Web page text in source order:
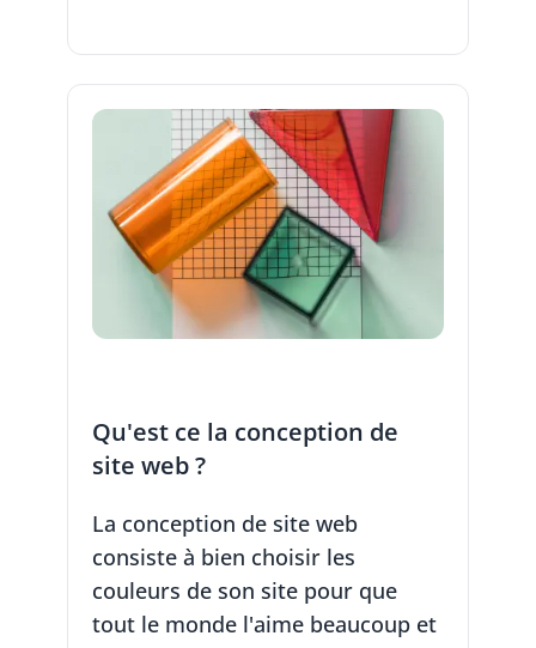
Qu'est ce la conception de
site web ?
La conception de site web
consiste à bien choisir les
couleurs de son site pour que
tout le monde l'aime beaucoup et